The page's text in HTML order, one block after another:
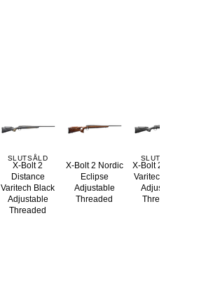
X-Bolt 2
Distance
Varitech Black
Adjustable
Threaded
SLUTSÅLD
X-Bolt 2 Nordic
Eclipse
Adjustable
Threaded
X-Bolt 2 Nordic
Varitech Black
Adjustable
Threaded
SLUTSÅLD